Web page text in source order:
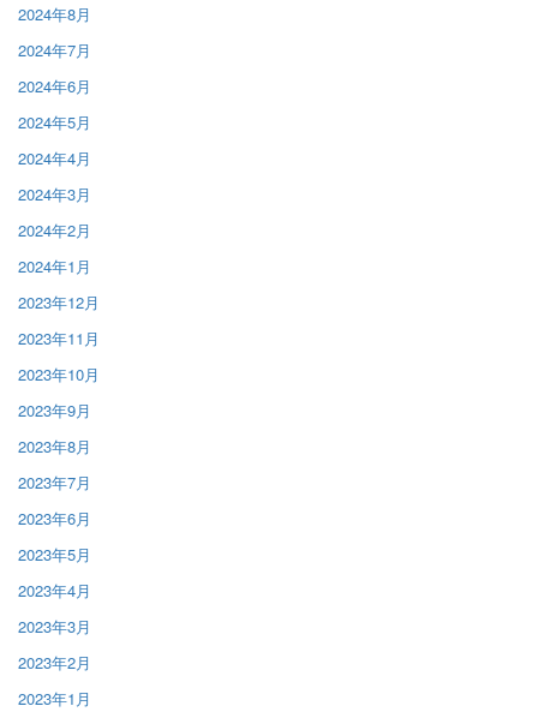
2024年8月
2024年7月
2024年6月
2024年5月
2024年4月
2024年3月
2024年2月
2024年1月
2023年12月
2023年11月
2023年10月
2023年9月
2023年8月
2023年7月
2023年6月
2023年5月
2023年4月
2023年3月
2023年2月
2023年1月